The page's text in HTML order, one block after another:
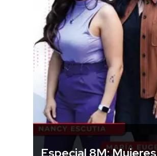
Especial 8M: Mujeres